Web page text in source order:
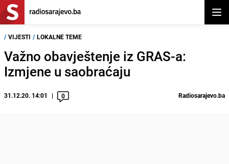
/ VIJESTI / LOKALNE TEME
Važno obavještenje iz GRAS-a:
Izmjene u saobraćaju
31.12.20. 14:01 0 Radiosarajevo.ba